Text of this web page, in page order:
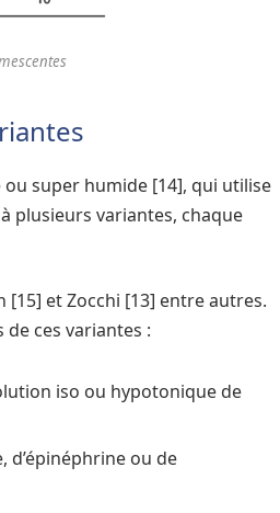
super humide [14], qui utilise
plusieurs variantes, chaque
[15] et Zocchi [13] entre autres.
ces variantes :
iso ou hypotonique de
d’épinéphrine ou de